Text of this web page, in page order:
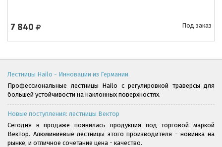
7 840 Под заказ
Лестницы Hailo - Инновации из Германии.
Профессиональные лестницы Hailo с регулировкой траверсы для
большей устойчивости на наклонных поверхностях.
Новые поступления: лестницы Вектор
Сегодня в продаже появилась продукция под торговой маркой
Вектор. Алюминиевые лестницы этого производителя - новинка на
рынке, и отличное сочетание цена - качество.